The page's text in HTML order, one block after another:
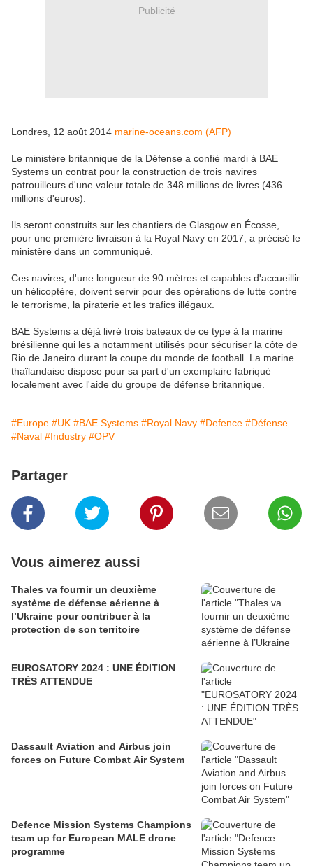
Publicité
Londres, 12 août 2014 marine-oceans.com (AFP)
Le ministère britannique de la Défense a confié mardi à BAE
Systems un contrat pour la construction de trois navires
patrouilleurs d'une valeur totale de 348 millions de livres (436
millions d'euros).
Ils seront construits sur les chantiers de Glasgow en Écosse,
pour une première livraison à la Royal Navy en 2017, a précisé le
ministère dans un communiqué.
Ces navires, d'une longueur de 90 mètres et capables d'accueillir
un hélicoptère, doivent servir pour des opérations de lutte contre
le terrorisme, la piraterie et les trafics illégaux.
BAE Systems a déjà livré trois bateaux de ce type à la marine
brésilienne qui les a notamment utilisés pour sécuriser la côte de
Rio de Janeiro durant la coupe du monde de football. La marine
thaïlandaise dispose pour sa part d'un exemplaire fabriqué
localement avec l'aide du groupe de défense britannique.
#Europe #UK #BAE Systems #Royal Navy #Defence #Défense
#Naval #Industry #OPV
Partager
Vous aimerez aussi
Thales va fournir un deuxième
système de défense aérienne à
l’Ukraine pour contribuer à la
protection de son territoire
EUROSATORY 2024 : UNE ÉDITION
TRÈS ATTENDUE
Dassault Aviation and Airbus join
forces on Future Combat Air System
Defence Mission Systems Champions
team up for European MALE drone
programme